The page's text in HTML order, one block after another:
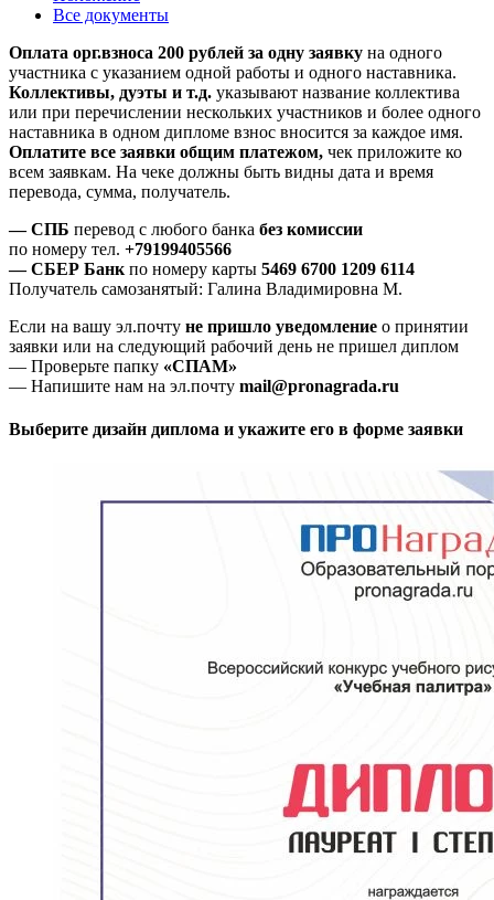
Все документы
Оплата орг.взноса 200 рублей за одну заявку на одного
участника с указанием одной работы и одного наставника.
Коллективы, дуэты и т.д. указывают название коллектива
или при перечислении нескольких участников и более одного
наставника в одном дипломе взнос вносится за каждое имя.
Оплатите все заявки общим платежом, чек приложите ко
всем заявкам. На чеке должны быть видны дата и время
перевода, сумма, получатель.
— СПБ перевод с любого банка без комиссии
по номеру тел. +79199405566
— СБЕР Банк по номеру карты 5469 6700 1209 6114
Получатель самозанятый: Галина Владимировна М.
Если на вашу эл.почту не пришло уведомление о принятии
заявки или на следующий рабочий день не пришел диплом
— Проверьте папку «СПАМ»
— Напишите нам на эл.почту mail@pronagrada.ru
Выберите дизайн диплома и укажите его в форме заявки